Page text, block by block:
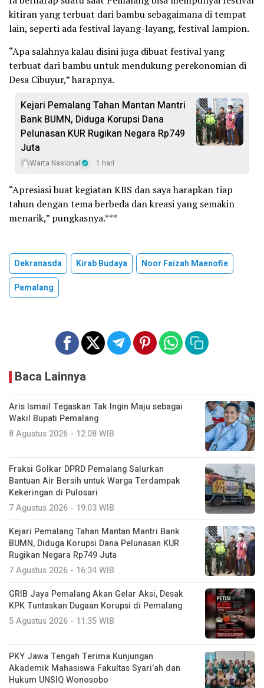
kitiran yang terbuat dari bambu sebagaimana di tempat
lain, seperti ada festival layang-layang, festival lampion.
“Apa salahnya kalau disini juga dibuat festival yang
terbuat dari bambu untuk mendukung perekonomian di
Desa Cibuyur,” harapnya.
Kejari Pemalang Tahan Mantan Mantri
Bank BUMN, Diduga Korupsi Dana
Pelunasan KUR Rugikan Negara Rp749
Juta
Warta Nasional 1 hari
“Apresiasi buat kegiatan KBS dan saya harapkan tiap
tahun dengan tema berbeda dan kreasi yang semakin
menarik,” pungkasnya.***
Dekranasda Kirab Budaya
Noor Faizah Maenofie
Pemalang
Baca Lainnya
Aris Ismail Tegaskan Tak Ingin Maju sebagai
Wakil Bupati Pemalang
8 Agustus 2026 - 12:08 WIB
Fraksi Golkar DPRD Pemalang Salurkan
Bantuan Air Bersih untuk Warga Terdampak
Kekeringan di Pulosari
7 Agustus 2026 - 19:03 WIB
Kejari Pemalang Tahan Mantan Mantri Bank
BUMN, Diduga Korupsi Dana Pelunasan KUR
Rugikan Negara Rp749 Juta
7 Agustus 2026 - 16:34 WIB
GRIB Jaya Pemalang Akan Gelar Aksi, Desak
KPK Tuntaskan Dugaan Korupsi di Pemalang
5 Agustus 2026 - 11:35 WIB
PKY Jawa Tengah Terima Kunjungan
Akademik Mahasiswa Fakultas Syari’ah dan
Hukum UNSIQ Wonosobo